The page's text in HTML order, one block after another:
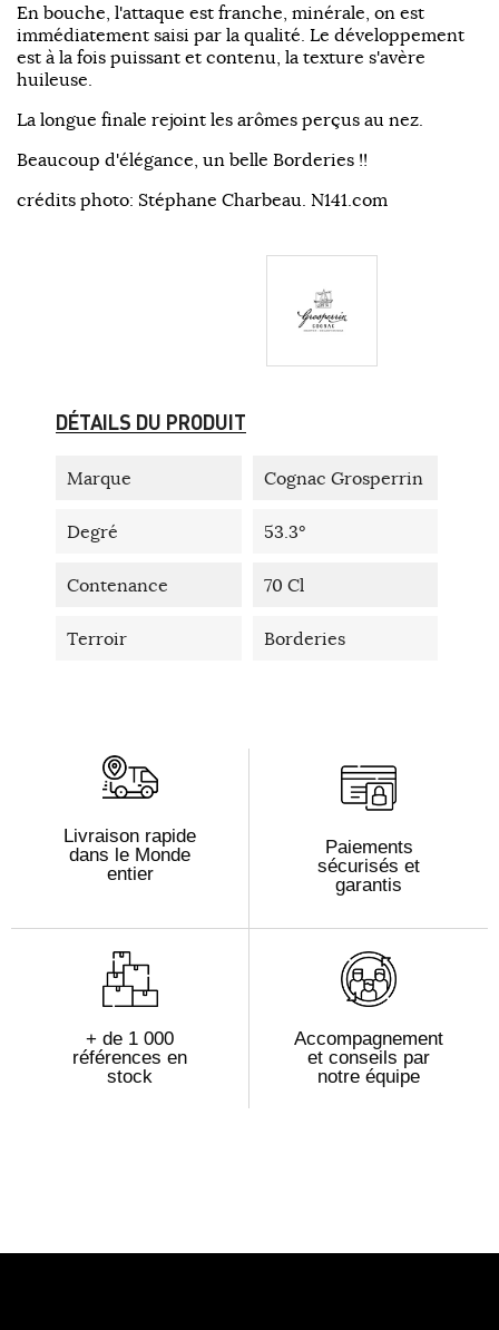
En bouche, l'attaque est franche, minérale, on est
immédiatement saisi par la qualité. Le développement
est à la fois puissant et contenu, la texture s'avère
huileuse.
La longue finale rejoint les arômes perçus au nez.
Beaucoup d'élégance, un belle Borderies !!
crédits photo: Stéphane Charbeau. N141.com
DÉTAILS DU PRODUIT
Marque Cognac Grosperrin
Degré 53.3°
Contenance 70 Cl
Terroir Borderies
Livraison rapide
dans le Monde
entier
Paiements
sécurisés et
garantis
+ de 1 000
références en
stock
Accompagnement
et conseils par
notre équipe